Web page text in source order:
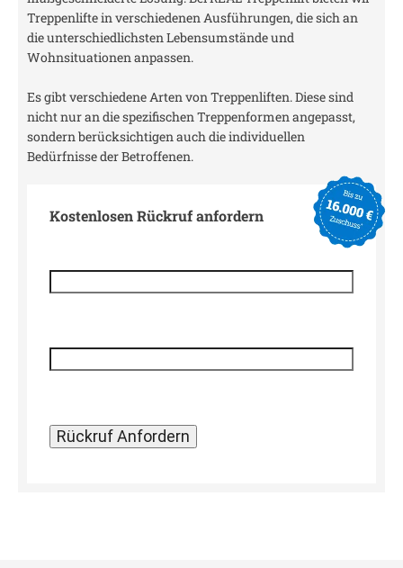
Treppenlifte in verschiedenen Ausführungen, die sich an
die unterschiedlichsten Lebensumstände und
Wohnsituationen anpassen.
Es gibt verschiedene Arten von Treppenliften. Diese sind
nicht nur an die spezifischen Treppenformen angepasst,
sondern berücksichtigen auch die individuellen
Bedürfnisse der Betroffenen.
Kostenlosen Rückruf anfordern